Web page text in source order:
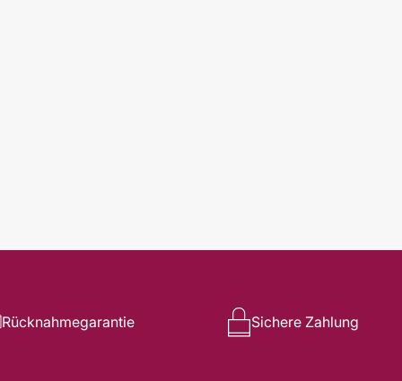
Rücknahmegarantie Sichere Zahlung